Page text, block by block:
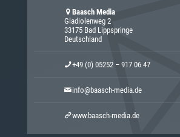
Baasch Media
Gladiolenweg 2
33175 Bad Lippspringe
Deutschland
+49 (0) 05252 – 917 06 47
info@baasch-media.de
www.baasch-media.de